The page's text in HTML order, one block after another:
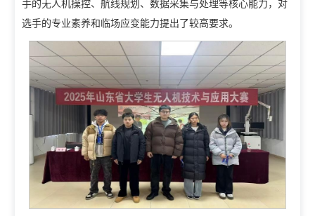
手的无人机操控、航线规划、数据采集与处理等核心能力，对
选手的专业素养和临场应变能力提出了较高要求。